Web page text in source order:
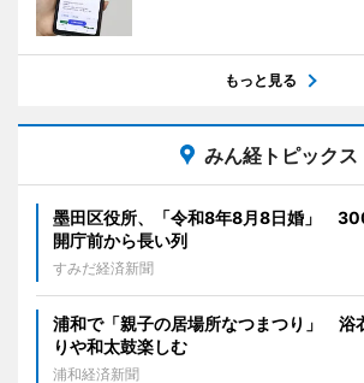
もっと見る
みん経トピックス
墨田区役所、「令和8年8月8日婚」
開庁前から長い列
すみだ経済新聞
浦和で「親子の居場所なつまつり」 浴
りや和太鼓楽しむ
浦和経済新聞